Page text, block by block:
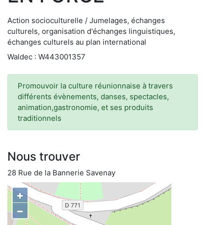
Action socioculturelle / Jumelages, échanges
culturels, organisation d'échanges linguistiques,
échanges culturels au plan international
Waldec : W443001357
Promouvoir la culture réunionnaise à travers
différents évènements, danses, spectacles,
animation,gastronomie, et ses produits
traditionnels
Nous trouver
28 Rue de la Bannerie Savenay
+
−